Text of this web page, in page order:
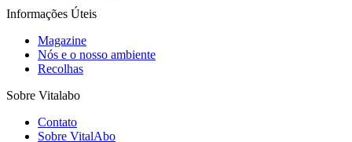
Informações Úteis
Magazine
Nós e o nosso ambiente
Recolhas
Sobre Vitalabo
Contato
Sobre VitalAbo